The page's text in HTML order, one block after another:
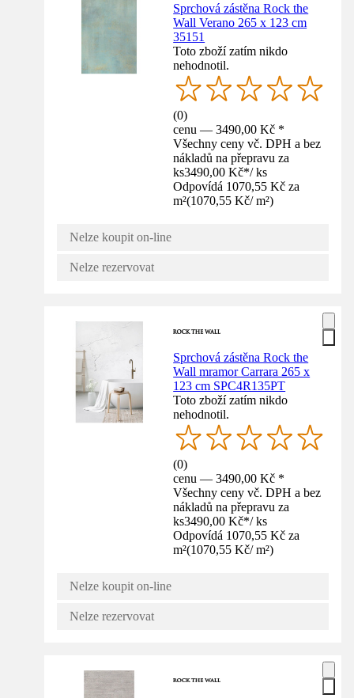
Sprchová zástěna Rock the
Wall Verano 265 x 123 cm
35151
Toto zboží zatím nikdo
nehodnotil.
(0)
cenu — 3490,00 Kč *
Všechny ceny vč. DPH a bez
nákladů na přepravu za
ks3490,00 Kč*/ ks
Odpovídá 1070,55 Kč za
m²(1070,55 Kč/ m²)
Nelze koupit on-line
Nelze rezervovat
Sprchová zástěna Rock the
Wall mramor Carrara 265 x
123 cm SPC4R135PT
Toto zboží zatím nikdo
nehodnotil.
(0)
cenu — 3490,00 Kč *
Všechny ceny vč. DPH a bez
nákladů na přepravu za
ks3490,00 Kč*/ ks
Odpovídá 1070,55 Kč za
m²(1070,55 Kč/ m²)
Nelze koupit on-line
Nelze rezervovat